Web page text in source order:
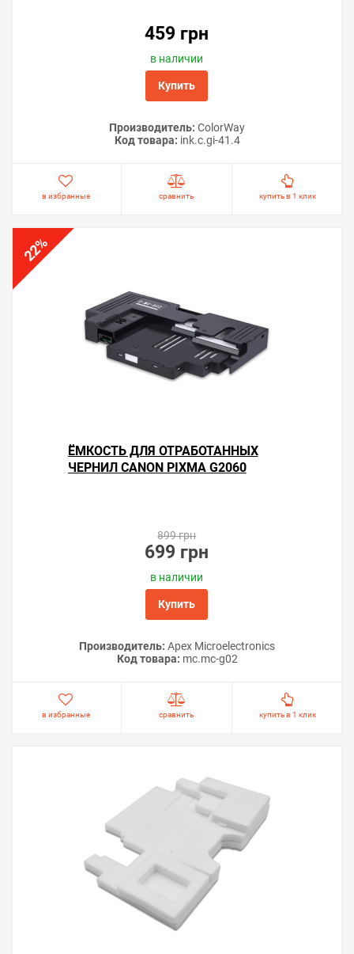
459 грн
в наличии
Купить
Производитель: ColorWay
Код товара: ink.c.gi-41.4
в избранные сравнить купить в 1 клик
22
%
ЁМКОСТЬ ДЛЯ ОТРАБОТАННЫХ
ЧЕРНИЛ CANON PIXMA G2060
899 грн
699 грн
в наличии
Купить
Производитель: Apex Microelectronics
Код товара: mc.mc-g02
в избранные сравнить купить в 1 клик